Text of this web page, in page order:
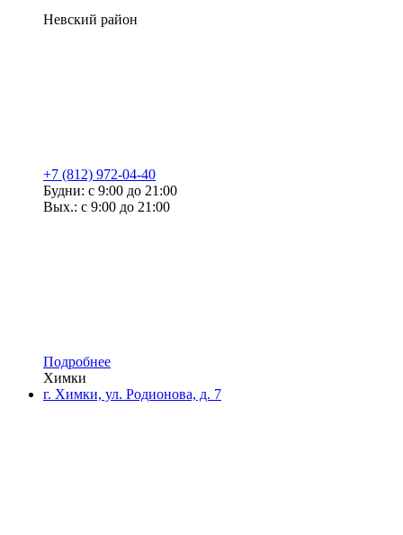
Невский район
+7 (812) 972-04-40
Будни: с 9:00 до 21:00
Вых.: с 9:00 до 21:00
Подробнее
Химки
г. Химки, ул. Родионова, д. 7